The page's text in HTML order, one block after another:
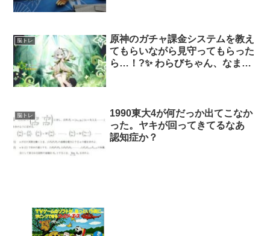
脳トレ
原神のガチャ課金システムを教え
てもらいながら見守ってもらった
ら…！?✨ わらびちゃん、なまは
大変らしいのでまた助けてくださ
い…！
脳トレ
1990東大4が何だっか出てこなか
った。ヤキが回ってきてるなあ
認知症か？